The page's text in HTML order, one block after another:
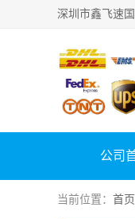
公司
当前位置： 首页